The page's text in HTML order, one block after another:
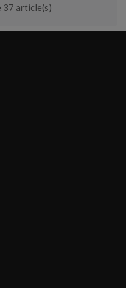
37 article(s)